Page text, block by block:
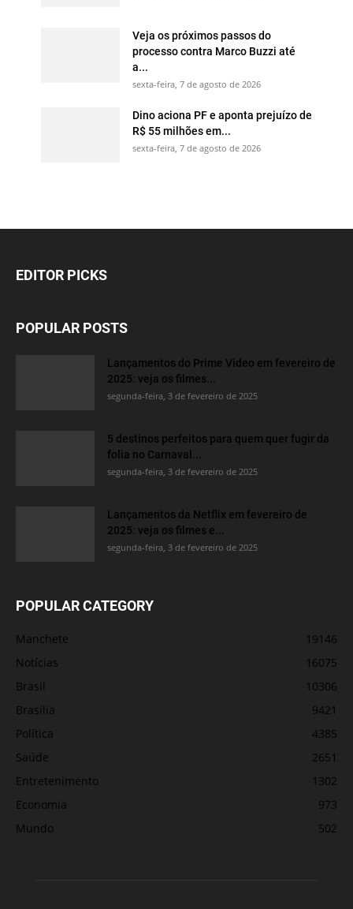
Veja os próximos passos do
processo contra Marco Buzzi até
a...
sexta-feira, 7 de agosto de 2026
Dino aciona PF e aponta prejuízo de
R$ 55 milhões em...
sexta-feira, 7 de agosto de 2026
EDITOR PICKS
POPULAR POSTS
Lançamentos do Prime Video em fevereiro de
2025: veja os filmes...
segunda-feira, 3 de fevereiro de 2025
5 destinos perfeitos para quem quer fugir da
folia no Carnaval...
segunda-feira, 3 de fevereiro de 2025
Lançamentos da Netflix em fevereiro de
2025: veja os filmes e...
segunda-feira, 3 de fevereiro de 2025
POPULAR CATEGORY
Manchete
19146
Notícias
16075
Brasil
10306
Brasília
9421
Política
4385
Saúde
2651
Entretenimento
1302
Economia
973
Mundo
502